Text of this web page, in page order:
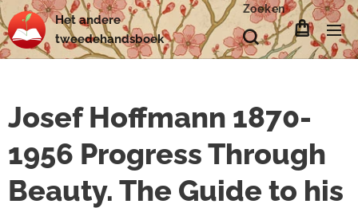
Hetandere
tweedehandsboek
Zoeken
Josef Hoffmann 1870-
1956 Progress Through
Beauty. The Guide to his